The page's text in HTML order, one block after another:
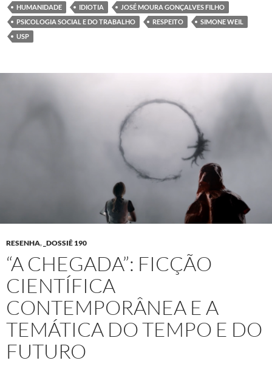
HUMANIDADE
IDIOTIA
JOSÉ MOURA GONÇALVES FILHO
PSICOLOGIA SOCIAL E DO TRABALHO
RESPEITO
SIMONE WEIL
USP
RESENHA, _DOSSIÊ 190
“A CHEGADA”: FICÇÃO
CIENTÍFICA
CONTEMPORÂNEA E A
TEMÁTICA DO TEMPO E DO
FUTURO